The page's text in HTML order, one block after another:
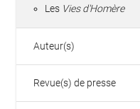
Les Vies d'Homère
Auteur(s)
Revue(s) de presse